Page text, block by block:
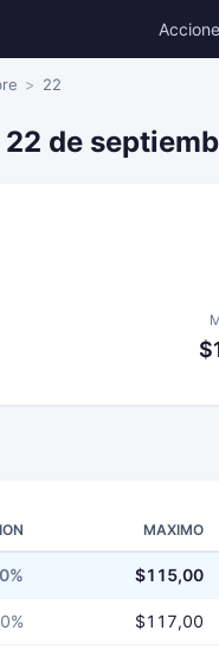
22
de
MAXIMO
$115,00
$117,00